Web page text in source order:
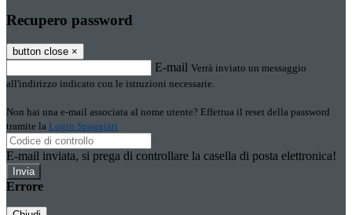
Recupero password
button close ×
E-mail Verrà inviato un messaggio
all'indirizzo indicato con le istruzioni necessarie.
Non hai una e-mail associata al nome utente? Effettua il reset della password
tramite la Login Spaggiari
E-mail inviata, si prega di controllare la casella di posta elettronica!
Errore